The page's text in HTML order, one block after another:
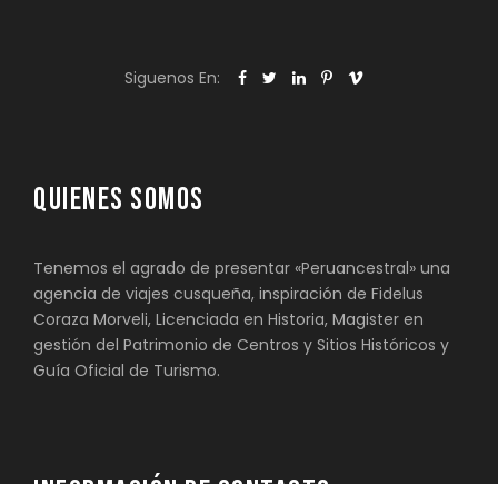
Siguenos En:
QUIENES SOMOS
Tenemos el agrado de presentar «Peruancestral» una
agencia de viajes cusqueña, inspiración de Fidelus
Coraza Morveli, Licenciada en Historia, Magister en
gestión del Patrimonio de Centros y Sitios Históricos y
Guía Oficial de Turismo.